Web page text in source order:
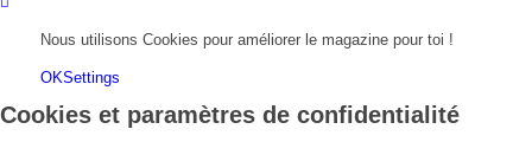
Nous utilisons Cookies pour améliorer le magazine pour toi !
OKSettings
Cookies et paramètres de confidentialité